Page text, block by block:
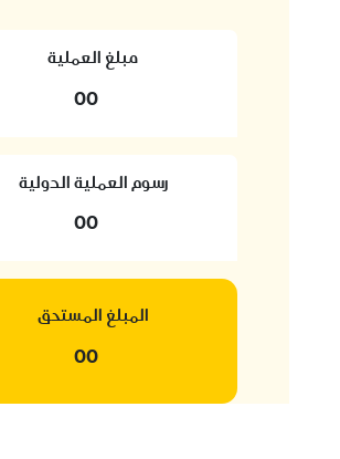
مبلغ العملية
00
رسوم العملية الدولية
00
المبلغ المستحق
00